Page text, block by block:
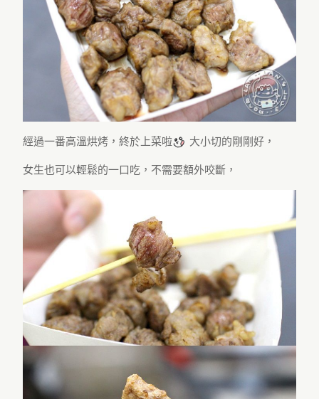
經過一番高溫烘烤，終於上菜啦 大小切的剛剛好，
女生也可以輕鬆的一口吃，不需要額外咬斷，